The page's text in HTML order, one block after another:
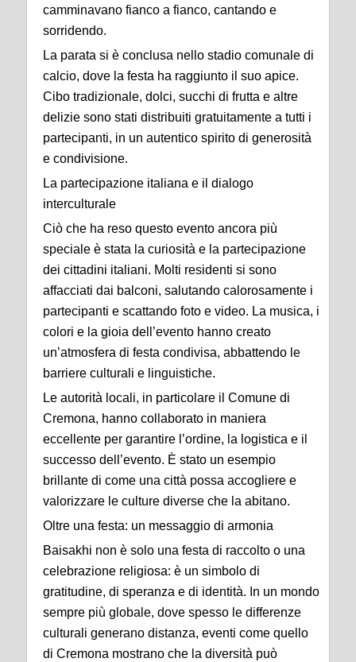
camminavano fianco a fianco, cantando e
sorridendo.
La parata si è conclusa nello stadio comunale di
calcio, dove la festa ha raggiunto il suo apice.
Cibo tradizionale, dolci, succhi di frutta e altre
delizie sono stati distribuiti gratuitamente a tutti i
partecipanti, in un autentico spirito di generosità
e condivisione.
La partecipazione italiana e il dialogo
interculturale
Ciò che ha reso questo evento ancora più
speciale è stata la curiosità e la partecipazione
dei cittadini italiani. Molti residenti si sono
affacciati dai balconi, salutando calorosamente i
partecipanti e scattando foto e video. La musica, i
colori e la gioia dell’evento hanno creato
un’atmosfera di festa condivisa, abbattendo le
barriere culturali e linguistiche.
Le autorità locali, in particolare il Comune di
Cremona, hanno collaborato in maniera
eccellente per garantire l’ordine, la logistica e il
successo dell’evento. È stato un esempio
brillante di come una città possa accogliere e
valorizzare le culture diverse che la abitano.
Oltre una festa: un messaggio di armonia
Baisakhi non è solo una festa di raccolto o una
celebrazione religiosa: è un simbolo di
gratitudine, di speranza e di identità. In un mondo
sempre più globale, dove spesso le differenze
culturali generano distanza, eventi come quello
di Cremona mostrano che la diversità può